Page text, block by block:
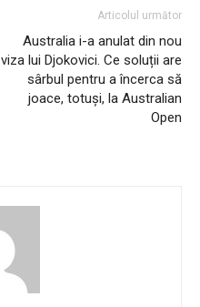
Articolul următor
Australia i-a anulat din nou
viza lui Djokovici. Ce soluții are
sârbul pentru a încerca să
joace, totuși, la Australian
Open